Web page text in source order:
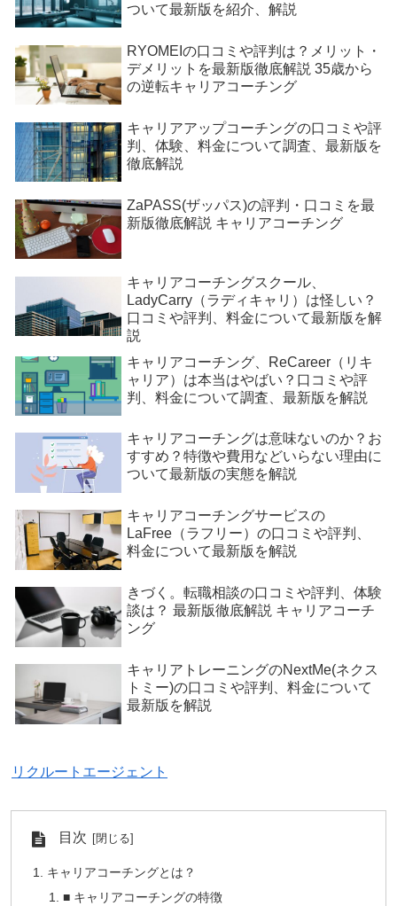
ついて最新版を紹介、解説
RYOMEIの口コミや評判は？メリット・
デメリットを最新版徹底解説 35歳から
の逆転キャリアコーチング
キャリアアップコーチングの口コミや評
判、体験、料金について調査、最新版を
徹底解説
ZaPASS(ザッパス)の評判・口コミを最
新版徹底解説 キャリアコーチング
キャリアコーチングスクール、
LadyCarry（ラディキャリ）は怪しい？
口コミや評判、料金について最新版を解
説
キャリアコーチング、ReCareer（リキ
ャリア）は本当はやばい？口コミや評
判、料金について調査、最新版を解説
キャリアコーチングは意味ないのか？お
すすめ？特徴や費用などいらない理由に
ついて最新版の実態を解説
キャリアコーチングサービスの
LaFree（ラフリー）の口コミや評判、
料金について最新版を解説
きづく。転職相談の口コミや評判、体験
談は？ 最新版徹底解説 キャリアコーチ
ング
キャリアトレーニングのNextMe(ネクス
トミー)の口コミや評判、料金について
最新版を解説
リクルートエージェント
目次
キャリアコーチングとは？
■ キャリアコーチングの特徴